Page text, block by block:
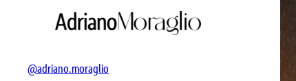
@adriano.moraglio